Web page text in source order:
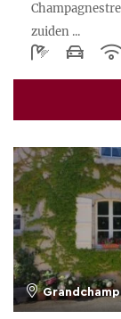
zuiden ...
Grandchamp